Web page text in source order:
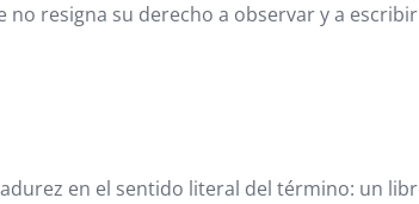
resigna su derecho a observar y a
en el sentido literal del término: un